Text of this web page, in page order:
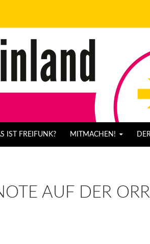
IST FREIFUNK? MITMACHEN!
AUF DER